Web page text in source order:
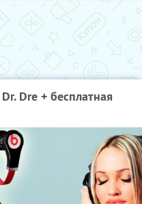
Dre + бесплатная